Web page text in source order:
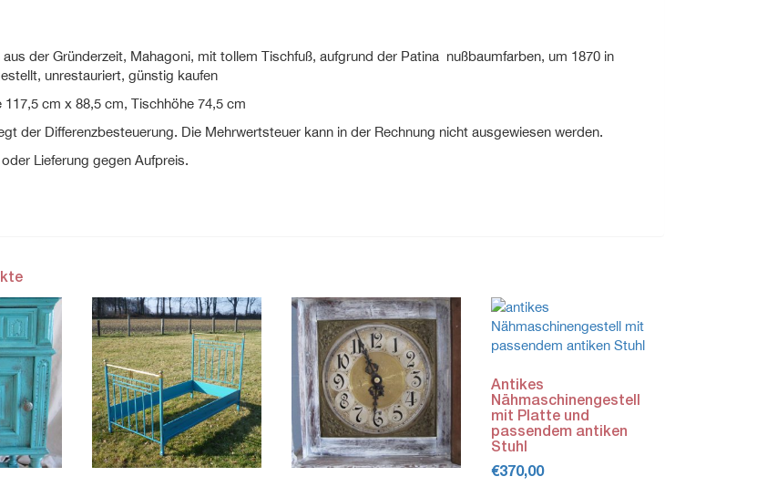
der Gründerzeit, Mahagoni, mit tollem Tischfuß, aufgrund der Patina nußbaumfarben, um 1870 in
unrestauriert, günstig kaufen
117,5 cm x 88,5 cm, Tischhöhe 74,5 cm
der Differenzbesteuerung. Die Mehrwertsteuer kann in der Rechnung nicht ausgewiesen werden.
Lieferung gegen Aufpreis.
Antikes
Nähmaschinengestell
mit Platte und
passendem antiken
Stuhl
€370,00